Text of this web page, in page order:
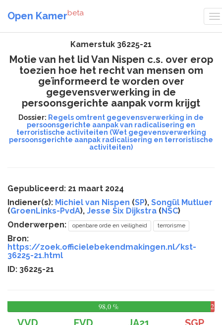
Open Kamerbeta
Kamerstuk 36225-21
Motie van het lid Van Nispen c.s. over erop
toezien hoe het recht van mensen om
geïnformeerd te worden over
gegevensverwerking in de
persoonsgerichte aanpak vorm krijgt
Dossier: Regels omtrent gegevensverwerking in de
persoonsgerichte aanpak van radicalisering en
terroristische activiteiten (Wet gegevensverwerking
persoonsgerichte aanpak radicalisering en terroristische
activiteiten)
Gepubliceerd: 21 maart 2024
Indiener(s): Michiel van Nispen (SP), Songül Mutluer
(GroenLinks-PvdA), Jesse Six Dijkstra (NSC)
Onderwerpen:
openbare orde en veiligheid terrorisme
Bron:
https://zoek.officielebekendmakingen.nl/kst-
36225-21.html
ID: 36225-21
98,0 %
2,0